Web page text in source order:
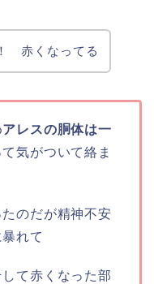
赤くなってる
アレスの胴体は一
気がついて絡ま
のだが精神不安
れて
して赤くなった部